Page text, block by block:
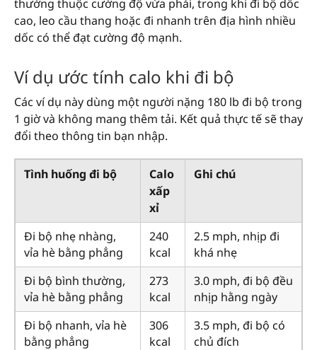
thường thuộc cường độ vừa phải, trong khi đi bộ dốc
cao, leo cầu thang hoặc đi nhanh trên địa hình nhiều
dốc có thể đạt cường độ mạnh.
Ví dụ ước tính calo khi đi bộ
Các ví dụ này dùng một người nặng 180 lb đi bộ trong
1 giờ và không mang thêm tải. Kết quả thực tế sẽ thay
đổi theo thông tin bạn nhập.
Tình huống đi bộ
Calo
xấp
xỉ
Ghi chú
Đi bộ nhẹ nhàng,
vỉa hè bằng phẳng
240
kcal
2.5 mph, nhịp đi
khá nhẹ
Đi bộ bình thường,
vỉa hè bằng phẳng
273
kcal
3.0 mph, đi bộ đều
nhịp hằng ngày
Đi bộ nhanh, vỉa hè
bằng phẳng
306
kcal
3.5 mph, đi bộ có
chủ đích